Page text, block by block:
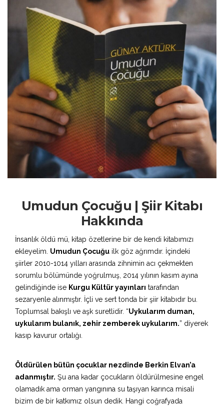
Umudun Çocuğu | Şiir Kitabı
Hakkında
İnsanlık öldü mü, kitap özetlerine bir de kendi kitabımızı
ekleyelim. Umudun Çocuğu ilk göz ağrımdır. İçindeki
şiirler 2010-1014 yılları arasında zihnimin acı çekmekten
sorumlu bölümünde yoğrulmuş, 2014 yılının kasım ayına
gelindiğinde ise Kurgu Kültür yayınları tarafından
sezaryenle alınmıştır. İçli ve sert tonda bir şiir kitabıdır bu.
Toplumsal bakışlı ve aşk suretlidir. “Uykularım duman,
uykularım bulanık, zehir zemberek uykularım.” diyerek
kasıp kavurur ortalığı.
Öldürülen bütün çocuklar nezdinde Berkin Elvan’a
adanmıştır. Şu ana kadar çocukların öldürülmesine engel
olamadık ama orman yangınına su taşıyan karınca misali
bizim de bir katkımız olsun dedik. Hangi coğrafyada